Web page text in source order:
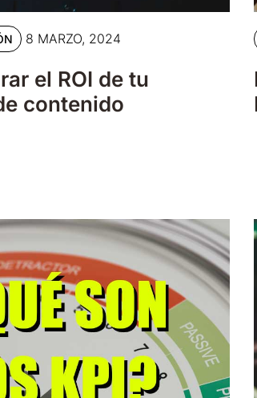
8 MARZO, 2024
el ROI de tu
contenido